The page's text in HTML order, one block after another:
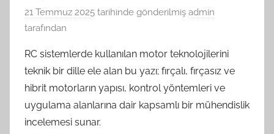
21 Temmuz 2025 tarihinde gönderilmiş admin
tarafından
RC sistemlerde kullanılan motor teknolojilerini
teknik bir dille ele alan bu yazı; fırçalı, fırçasız ve
hibrit motorların yapısı, kontrol yöntemleri ve
uygulama alanlarına dair kapsamlı bir mühendislik
incelemesi sunar.